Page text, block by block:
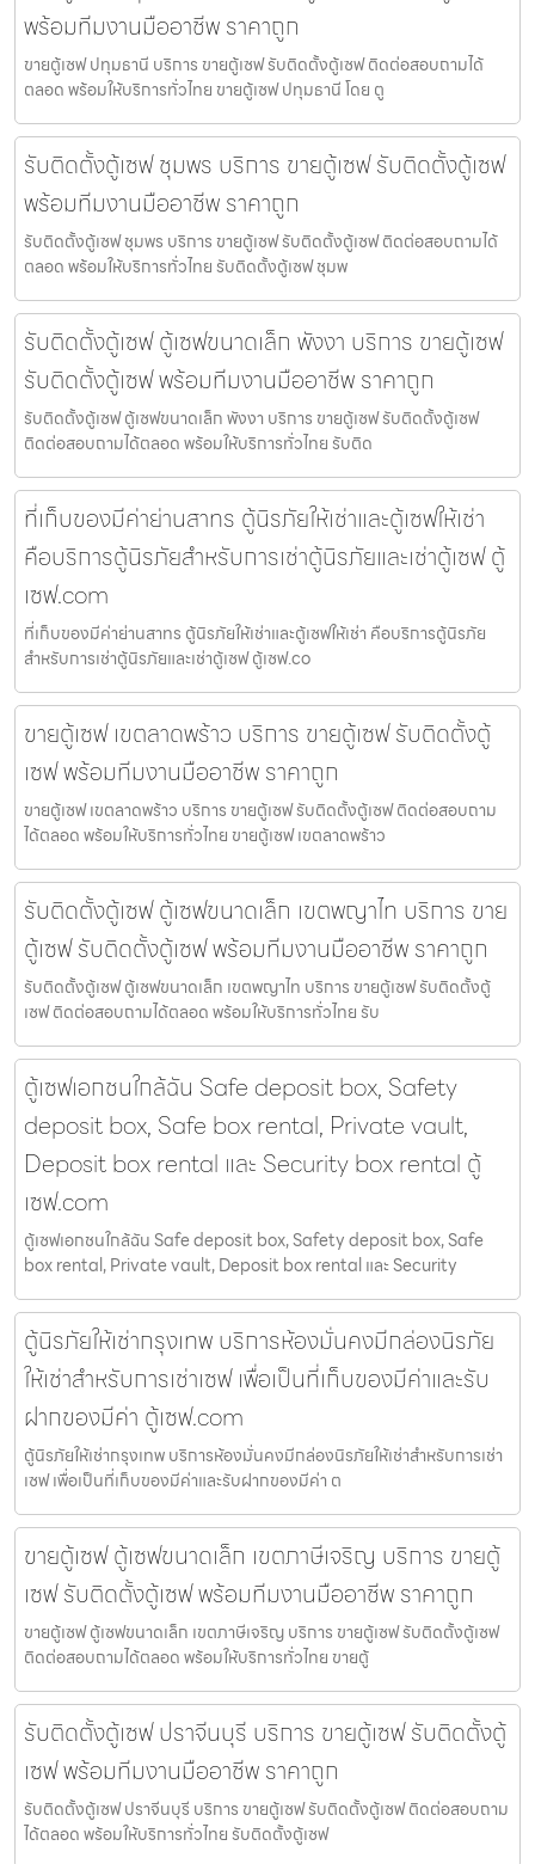
พร้อมทีมงานมืออาชีพ ราคาถูก
ขายตู้เซฟ ปทุมธานี บริการ ขายตู้เซฟ รับติดตั้งตู้เซฟ ติดต่อสอบถามได้
ตลอด พร้อมให้บริการทั่วไทย ขายตู้เซฟ ปทุมธานี โดย ตู
รับติดตั้งตู้เซฟ ชุมพร บริการ ขายตู้เซฟ รับติดตั้งตู้เซฟ
พร้อมทีมงานมืออาชีพ ราคาถูก
รับติดตั้งตู้เซฟ ชุมพร บริการ ขายตู้เซฟ รับติดตั้งตู้เซฟ ติดต่อสอบถามได้
ตลอด พร้อมให้บริการทั่วไทย รับติดตั้งตู้เซฟ ชุมพ
รับติดตั้งตู้เซฟ ตู้เซฟขนาดเล็ก พังงา บริการ ขายตู้เซฟ
รับติดตั้งตู้เซฟ พร้อมทีมงานมืออาชีพ ราคาถูก
รับติดตั้งตู้เซฟ ตู้เซฟขนาดเล็ก พังงา บริการ ขายตู้เซฟ รับติดตั้งตู้เซฟ
ติดต่อสอบถามได้ตลอด พร้อมให้บริการทั่วไทย รับติด
ที่เก็บของมีค่าย่านสาทร ตู้นิรภัยให้เช่าและตู้เซฟให้เช่า
คือบริการตู้นิรภัยสำหรับการเช่าตู้นิรภัยและเช่าตู้เซฟ ตู้
เซฟ.com
ที่เก็บของมีค่าย่านสาทร ตู้นิรภัยให้เช่าและตู้เซฟให้เช่า คือบริการตู้นิรภัย
สำหรับการเช่าตู้นิรภัยและเช่าตู้เซฟ ตู้เซฟ.co
ขายตู้เซฟ เขตลาดพร้าว บริการ ขายตู้เซฟ รับติดตั้งตู้
เซฟ พร้อมทีมงานมืออาชีพ ราคาถูก
ขายตู้เซฟ เขตลาดพร้าว บริการ ขายตู้เซฟ รับติดตั้งตู้เซฟ ติดต่อสอบถาม
ได้ตลอด พร้อมให้บริการทั่วไทย ขายตู้เซฟ เขตลาดพร้าว
รับติดตั้งตู้เซฟ ตู้เซฟขนาดเล็ก เขตพญาไท บริการ ขาย
ตู้เซฟ รับติดตั้งตู้เซฟ พร้อมทีมงานมืออาชีพ ราคาถูก
รับติดตั้งตู้เซฟ ตู้เซฟขนาดเล็ก เขตพญาไท บริการ ขายตู้เซฟ รับติดตั้งตู้
เซฟ ติดต่อสอบถามได้ตลอด พร้อมให้บริการทั่วไทย รับ
ตู้เซฟเอกชนใกล้ฉัน Safe deposit box, Safety
deposit box, Safe box rental, Private vault,
Deposit box rental และ Security box rental ตู้
เซฟ.com
ตู้เซฟเอกชนใกล้ฉัน Safe deposit box, Safety deposit box, Safe
box rental, Private vault, Deposit box rental และ Security
ตู้นิรภัยให้เช่ากรุงเทพ บริการห้องมั่นคงมีกล่องนิรภัย
ให้เช่าสำหรับการเช่าเซฟ เพื่อเป็นที่เก็บของมีค่าและรับ
ฝากของมีค่า ตู้เซฟ.com
ตู้นิรภัยให้เช่ากรุงเทพ บริการห้องมั่นคงมีกล่องนิรภัยให้เช่าสำหรับการเช่า
เซฟ เพื่อเป็นที่เก็บของมีค่าและรับฝากของมีค่า ต
ขายตู้เซฟ ตู้เซฟขนาดเล็ก เขตภาษีเจริญ บริการ ขายตู้
เซฟ รับติดตั้งตู้เซฟ พร้อมทีมงานมืออาชีพ ราคาถูก
ขายตู้เซฟ ตู้เซฟขนาดเล็ก เขตภาษีเจริญ บริการ ขายตู้เซฟ รับติดตั้งตู้เซฟ
ติดต่อสอบถามได้ตลอด พร้อมให้บริการทั่วไทย ขายตู้
รับติดตั้งตู้เซฟ ปราจีนบุรี บริการ ขายตู้เซฟ รับติดตั้งตู้
เซฟ พร้อมทีมงานมืออาชีพ ราคาถูก
รับติดตั้งตู้เซฟ ปราจีนบุรี บริการ ขายตู้เซฟ รับติดตั้งตู้เซฟ ติดต่อสอบถาม
ได้ตลอด พร้อมให้บริการทั่วไทย รับติดตั้งตู้เซฟ